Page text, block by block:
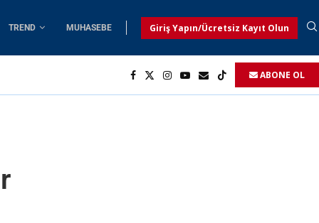
TREND MUHASEBE Giriş Yapın/Ücretsiz Kayıt Olun
ABONE OL